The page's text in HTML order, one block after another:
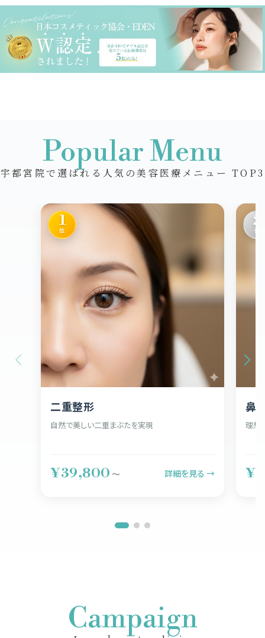
Popular Menu
宇都宮院で選ばれる人気の美容医療メニュー TOP3
1
位
二重整形
自然で美しい二重まぶたを実現
¥39,800 〜 詳細を見る →
2
位
鼻
理想
Campaign